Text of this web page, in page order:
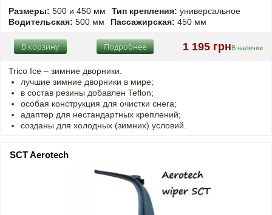
Размеры: 500 и 450 мм Тип крепления: универсальное
Водительская: 500 мм Пассажирская: 450 мм
1 195 грнВ наличии
Подробнее
В корзину
Trico Ice – зимние дворники.
лучшие зимние дворники в мире;
в состав резины добавлен Teflon;
особая конструкция для очистки снега;
адаптер для нестандартных креплений;
созданы для холодных (зимних) условий.
SCT Aerotech